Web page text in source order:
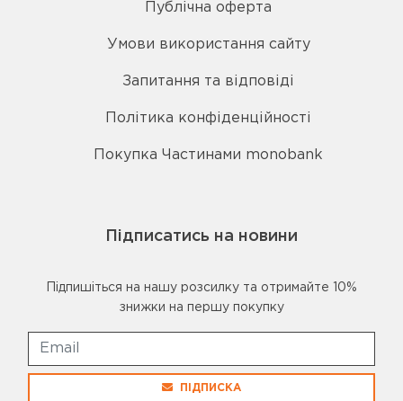
Публічна оферта
Умови використання сайту
Запитання та відповіді
Політика конфіденційності
Покупка Частинами monobank
Підписатись на новини
Підпишіться на нашу розсилку та отримайте 10%
знижки на першу покупку
ПІДПИСКА